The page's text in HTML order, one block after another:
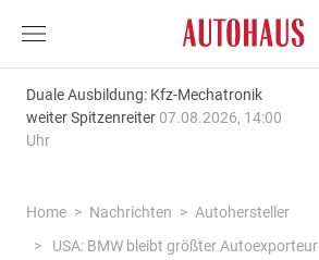
Duale Ausbildung: Kfz-Mechatronik
weiter Spitzenreiter 07.08.2026, 14:00
Uhr
Home Nachrichten
Autohersteller
USA: BMW bleibt größter Autoexporteur